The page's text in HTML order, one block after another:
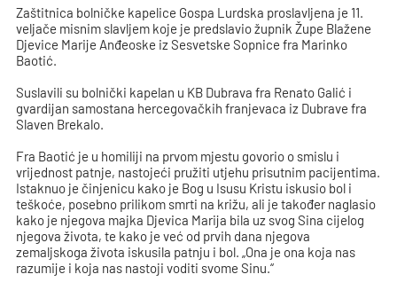
Zaštitnica bolničke kapelice Gospa Lurdska proslavljena je 11.
veljače misnim slavljem koje je predslavio župnik Župe Blažene
Djevice Marije Anđeoske iz Sesvetske Sopnice fra Marinko
Baotić.
Suslavili su bolnički kapelan u KB Dubrava fra Renato Galić i
gvardijan samostana hercegovačkih franjevaca iz Dubrave fra
Slaven Brekalo.
Fra Baotić je u homiliji na prvom mjestu govorio o smislu i
vrijednost patnje, nastojeći pružiti utjehu prisutnim pacijentima.
Istaknuo je činjenicu kako je Bog u Isusu Kristu iskusio bol i
teškoće, posebno prilikom smrti na križu, ali je također naglasio
kako je njegova majka Djevica Marija bila uz svog Sina cijelog
njegova života, te kako je već od prvih dana njegova
zemaljskoga života iskusila patnju i bol. „Ona je ona koja nas
razumije i koja nas nastoji voditi svome Sinu.“